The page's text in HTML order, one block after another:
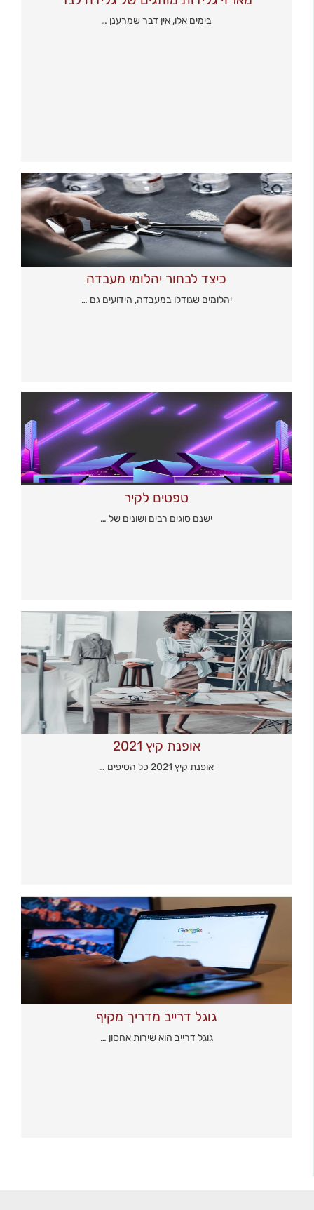
בימים אלו, אין דבר שמרענן …
כיצד לבחור יהלומי מעבדה
יהלומים שגודלו במעבדה, הידועים גם …
טפטים לקיר
ישנם סוגים רבים ושונים של …
אופנת קיץ 2021
אופנת קיץ 2021 כל הטיפים …
גוגל דרייב מדריך מקיף
גוגל דרייב הוא שירות אחסון …